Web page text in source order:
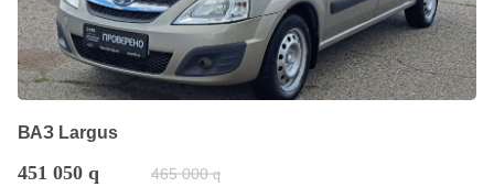
ВАЗ Largus
451 050 q 465 000 q